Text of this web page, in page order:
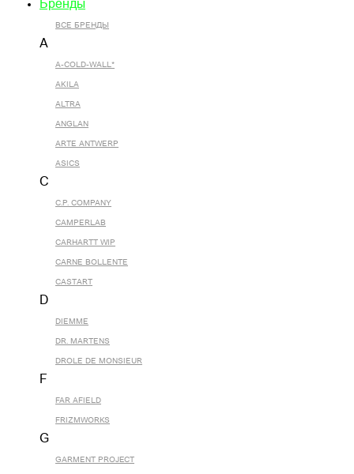
Бренды
ВСЕ БРЕНДЫ
A
A-COLD-WALL*
AKILA
ALTRA
ANGLAN
ARTE ANTWERP
ASICS
C
C.P. COMPANY
CAMPERLAB
CARHARTT WIP
CARNE BOLLENTE
CASTART
D
DIEMME
DR. MARTENS
DROLE DE MONSIEUR
F
FAR AFIELD
FRIZMWORKS
G
GARMENT PROJECT